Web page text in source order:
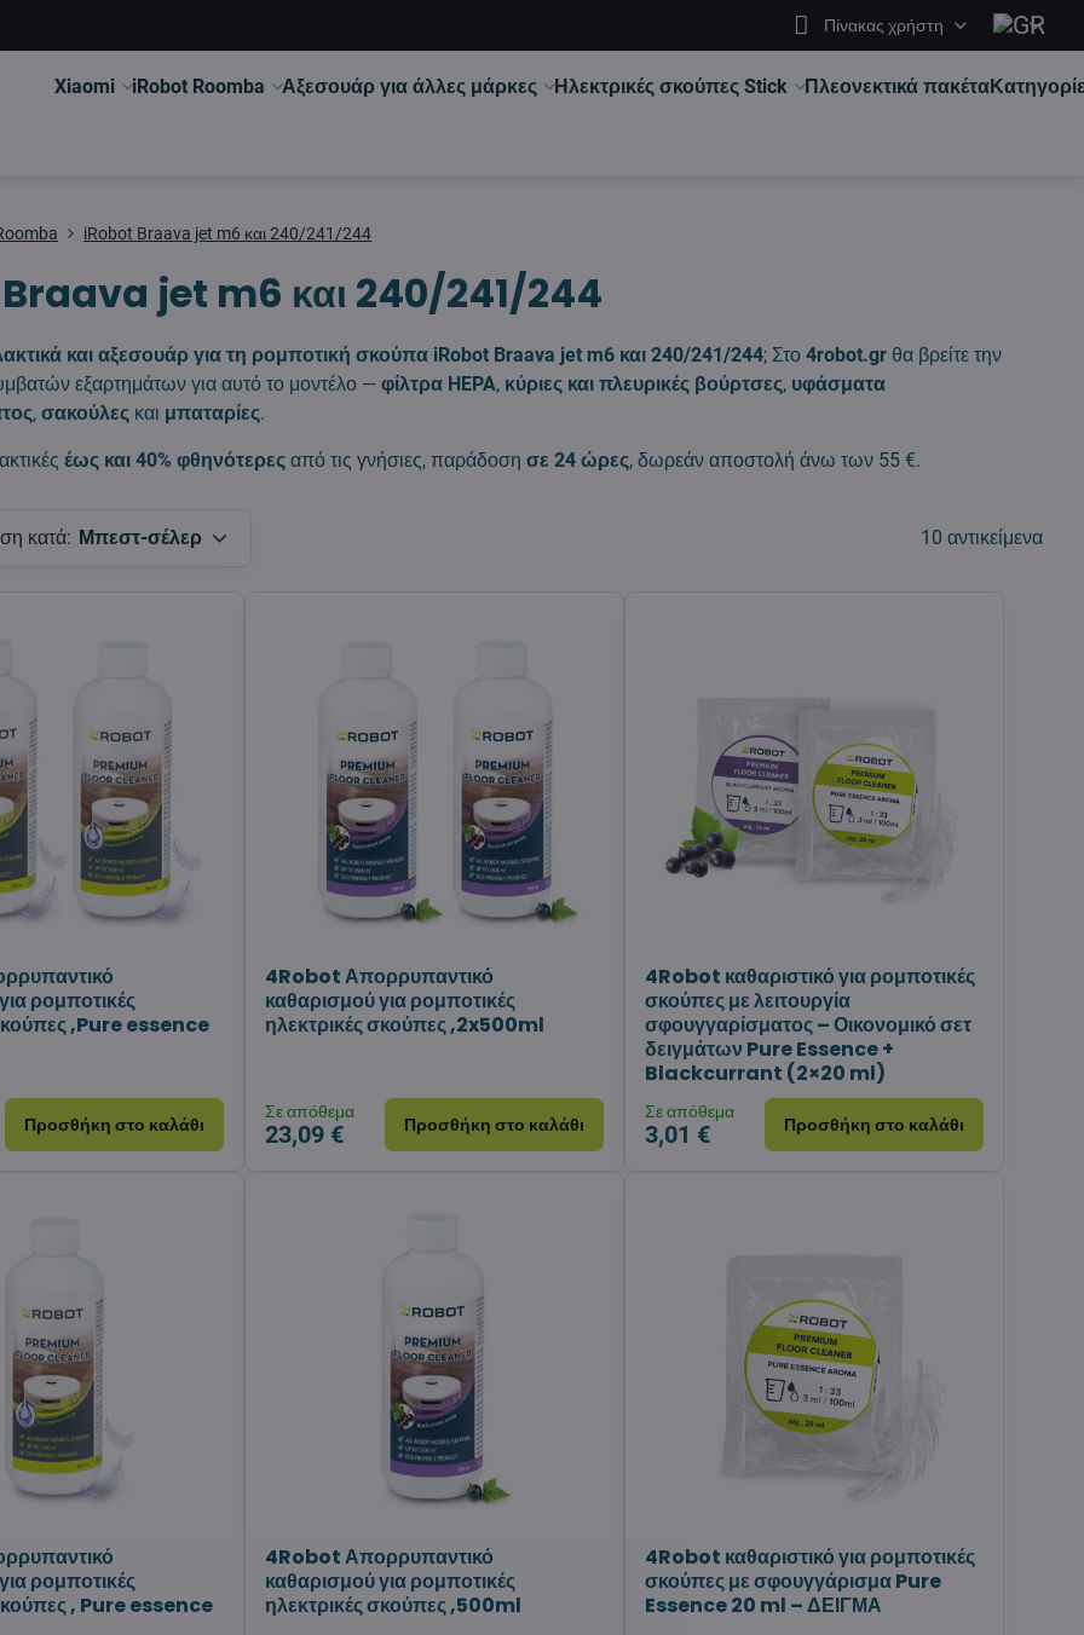
Πίνακας χρήστη
Xiaomi iRobot Roomba Αξεσουάρ για άλλες μάρκες Ηλεκτρικές σκούπες Stick Πλεονεκτικά πακέτα
iRobot Braava jet m6 και 240/241/244
jet m6 και 240/241/244
και αξεσουάρ για τη ρομποτική σκούπα iRobot Braava jet m6 και 240/241/244; Στο4robot.gr θα βρείτε την
εξαρτημάτων για αυτό το μοντέλο —φίλτρα HEPA, κύριες και πλευρικές βούρτσες, υφάσματα
,σακούλες και μπαταρίες.
έως και 40% φθηνότερες από τις γνήσιες, παράδοσησε 24 ώρες, δωρεάν αποστολή άνω των 55 €.
κατά: Μπεστ-σέλερ 10 αντικείμενα
ρομποτικές
,Pure essence
Προσθήκη στο καλάθι
4Robot Απορρυπαντικό
καθαρισμού για ρομποτικές
ηλεκτρικές σκούπες ,2x500ml
Σε απόθεμα
23,09 € Προσθήκη στο καλάθι
4Robot καθαριστικό για ρομποτικές
σκούπες με λειτουργία
σφουγγαρίσματος – Οικονομικό σετ
δειγμάτων Pure Essence +
Blackcurrant (2×20 ml)
Σε απόθεμα
3,01 € Προσθήκη στο καλάθι
ρομποτικές
, Pure essence
4Robot Απορρυπαντικό
καθαρισμού για ρομποτικές
ηλεκτρικές σκούπες ,500ml
4Robot καθαριστικό για ρομποτικές
σκούπες με σφουγγάρισμα Pure
Essence 20 ml – ΔΕΙΓΜΑ